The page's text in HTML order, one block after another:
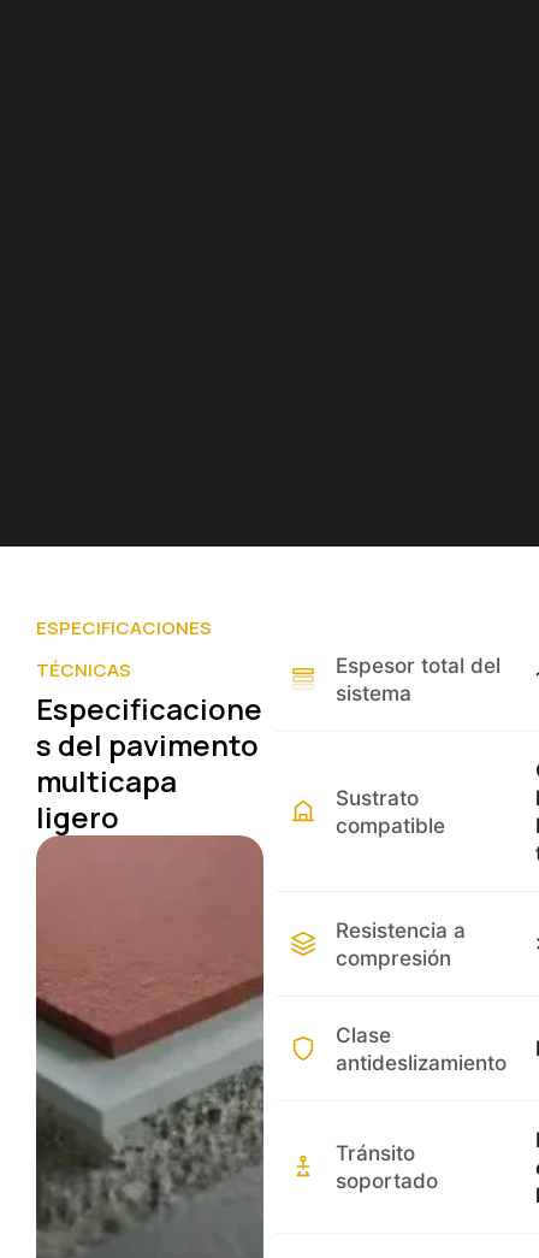
ESPECIFICACIONES
TÉCNICAS
Especificacione
s del pavimento
multicapa
ligero
Espesor total del
sistema
Sustrato
compatible
Resistencia a
compresión
Clase
antideslizamiento
Tránsito
soportado